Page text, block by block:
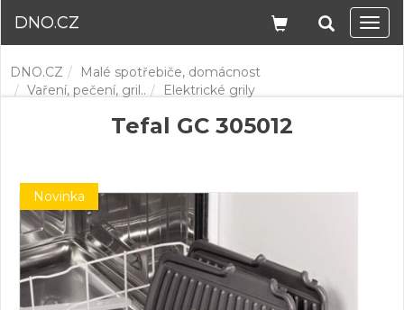
DNO.CZ
DNO.CZ
Malé spotřebiče, domácnost
Vaření, pečení, gril..
Elektrické grily
Tefal GC 305012
Novinka